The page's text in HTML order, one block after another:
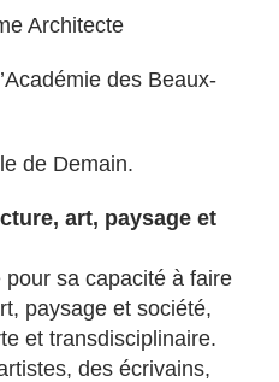
Architecte
des Beaux-
de Demain.
art, paysage et
sa capacité à faire
paysage et société,
et transdisciplinaire.
des écrivains,